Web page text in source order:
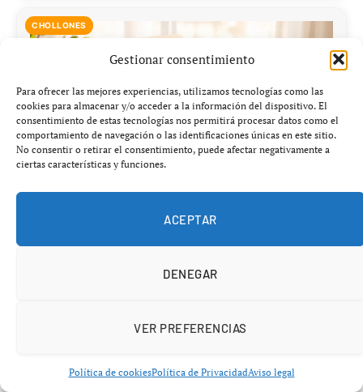
Gestionar consentimiento
Para ofrecer las mejores experiencias, utilizamos tecnologías como las
cookies para almacenar y/o acceder a la información del dispositivo. El
consentimiento de estas tecnologías nos permitirá procesar datos como el
comportamiento de navegación o las identificaciones únicas en este sitio.
No consentir o retirar el consentimiento, puede afectar negativamente a
ciertas características y funciones.
ACEPTAR
DENEGAR
VER PREFERENCIAS
Política de cookiesPolítica de PrivacidadAviso legal
CHOLLONES